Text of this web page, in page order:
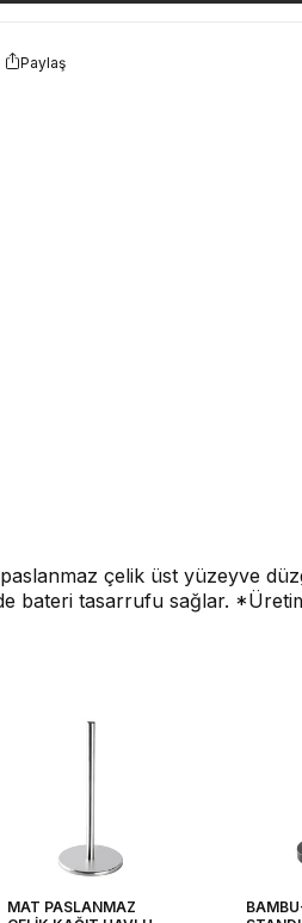
Paylaş
çelik üst yüzeyve
bateri tasarrufu sağlar.
MAT PASLANMAZ